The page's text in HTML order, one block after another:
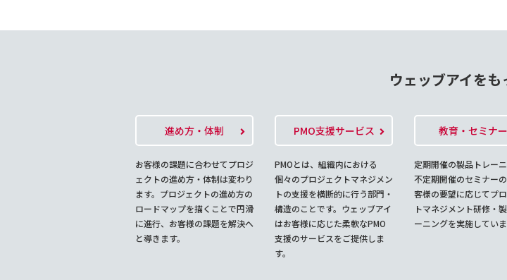
ウェッブアイをも
進め方・体制
お客様の課題に合わせてプロジ
ェクトの進め方・体制は変わり
ます。プロジェクトの進め方の
ロードマップを描くことで円滑
に進行、お客様の課題を解決へ
と導きます。
PMO支援サービス
PMOとは、組織内における
個々のプロジェクトマネジメン
トの支援を横断的に行う部門・
構造のことです。ウェッブアイ
はお客様に応じた柔軟なPMO
支援のサービスをご提供しま
す。
教育・セミナー
定期開催の製品トレー
不定期開催のセミナー
客様の要望に応じてプ
トマネジメント研修・
ーニングを実施していま